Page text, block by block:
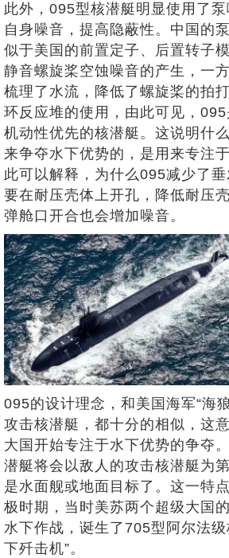
此外，095型核潜艇明显使用了
自身噪音，提高隐蔽性。中国的
似于美国的前置定子、后置转子
静音螺旋桨空蚀噪音的产生，一
梳理了水流，降低了螺旋桨的拍
环反应堆的使用，由此可见，
机动性优先的核潜艇。这说明什
来争夺水下优势的，是用来专注
此可以解释，为什么095减少了
要在耐压壳体上开孔，降低耐压
弹舱口开合也会增加噪音。
095的设计理念，和美国海军“海
攻击核潜艇，都十分的相似，这
大国开始专注于水下优势的争夺
潜艇将会以敌人的攻击核潜艇为
是水面舰或地面目标了。这一特
极时期，当时美苏两个超级大国
水下作战，诞生了705型阿尔法级
下歼击机”。